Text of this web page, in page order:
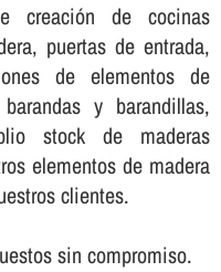
creación de cocinas
puertas de entrada,
de elementos de
y barandillas,
stock de maderas
elementos de madera
clientes.
sin compromiso.